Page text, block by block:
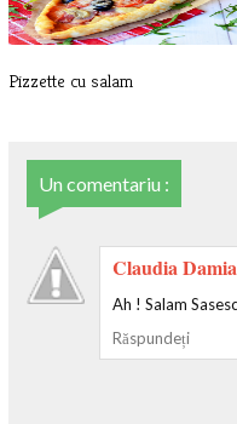
Pizzette cu salam
Un comentariu :
Claudia
Ah ! Salam
Răspundeți